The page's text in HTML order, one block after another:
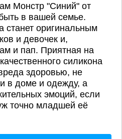
Монстр "Синий" от
в вашей семье.
станет оригинальным
и девочек и,
и пап. Приятная на
силикона
здоровью, не
в доме и одежду, а
эмоций, если
точно младшей её